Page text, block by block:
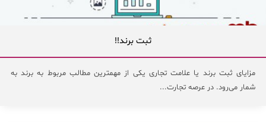
ثبت برند!!
مزایای ثبت برند یا علامت تجاری یکی از مهمترین مطالب مربوط به برند به
شمار می‌رود. در عرصه تجارت...